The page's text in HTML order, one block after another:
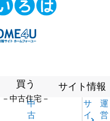
買う
－中古住宅－
中
古
サイト情報
サ
イ
運
営